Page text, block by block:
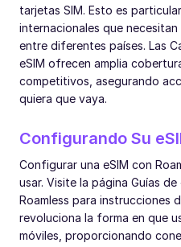
tarjetas SIM. Esto es
internacionales que
entre diferentes países. Las
eSIM ofrecen amplia
competitivos, asegurando
quiera que vaya.
Configurando Su
Configurar una eSIM con
usar. Visite la página Guías
Roamless para instrucciones
revoluciona la forma en que
móviles, proporcionando